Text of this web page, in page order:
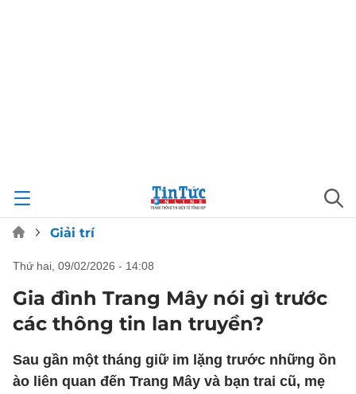
Giải trí
thứ hai, 09/02/2026 - 14:08
Gia đình Trang Mây nói gì trước
các thông tin lan truyền?
Sau gần một tháng giữ im lặng trước những ồn
ào liên quan đến Trang Mây và bạn trai cũ, mẹ